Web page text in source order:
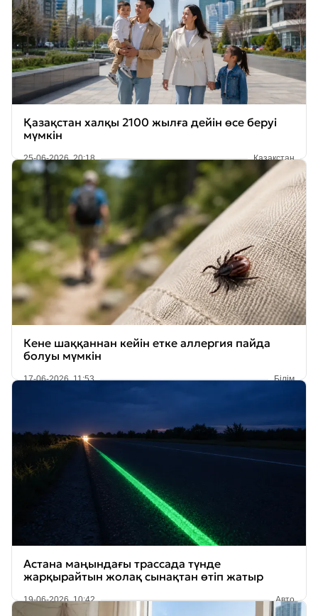
Қазақстан халқы 2100 жылға дейін өсе беруі
мүмкін
25-06-2026, 20:18 Қазақстан
Кене шаққаннан кейін етке аллергия пайда
болуы мүмкін
17-06-2026, 11:53 Білім
Астана маңындағы трассада түнде
жарқырайтын жолақ сынақтан өтіп жатыр
19-06-2026, 10:42 Авто